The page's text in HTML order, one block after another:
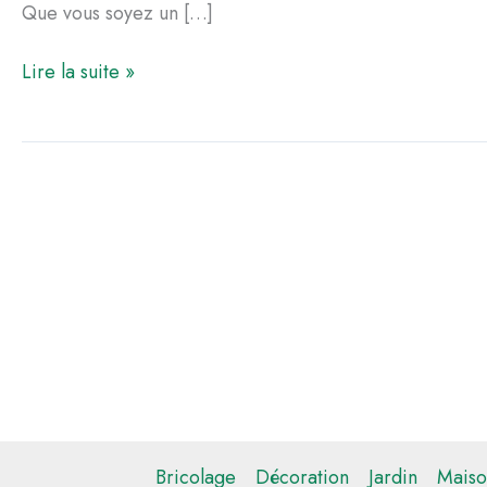
Que vous soyez un […]
Comment
Lire la suite »
Bricolage Décoration Jardin